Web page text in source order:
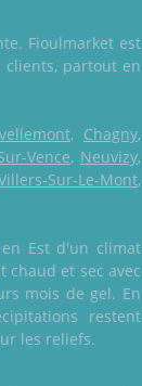
Fioulmarket est
partout en
, Chagny,
Vence, Neuvizy,
Sur-Le-Mont,
Est d'un climat
chaud et sec avec
mois de gel. En
restent
les reliefs.